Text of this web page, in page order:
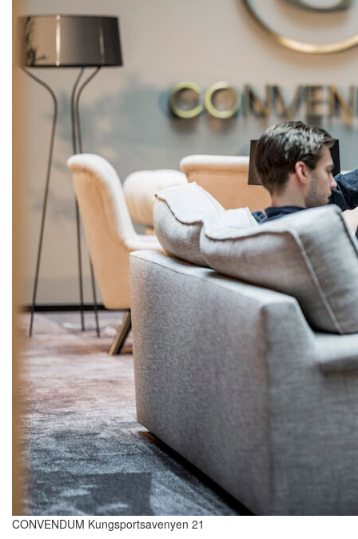
CONVENDUM Kungsportsavenyen 21